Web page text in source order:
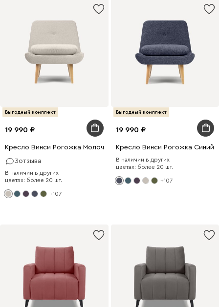
Выгодный комплект
19 990
Кресло Винси Рогожка Молочный
3отзыва
В наличии в других
цветах: более 20 шт.
+107
Выгодный комплект
19 990
Кресло Винси Рогожка Синий
В наличии в других
цветах: более 20 шт.
+107